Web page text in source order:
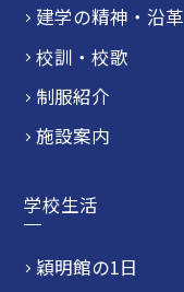
建学の精神・沿革
校訓・校歌
制服紹介
施設案内
学校生活
穎明館の1日